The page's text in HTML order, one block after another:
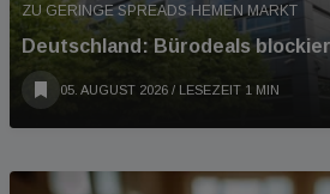
ZU GERINGE SPREADS HEMEN MARKT
Deutschland: Bürodeals
05. AUGUST 2026 / LESEZEIT 1 MIN